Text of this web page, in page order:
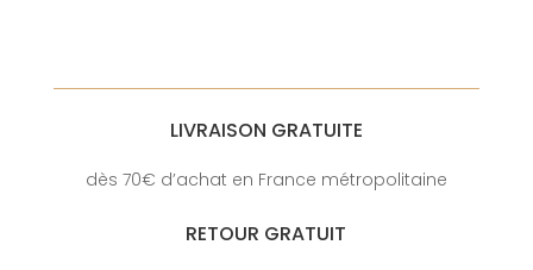
LIVRAISON GRATUITE
dès 70€ d’achat en France métropolitaine
RETOUR GRATUIT